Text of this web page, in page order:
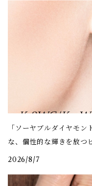
「ソーヤブルダイヤモ
な、個性的な輝きを放つ
2026/8/7